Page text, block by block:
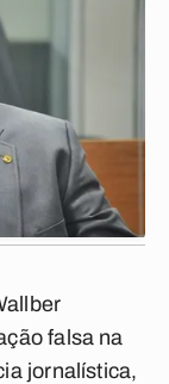
falsa na
jornalística,